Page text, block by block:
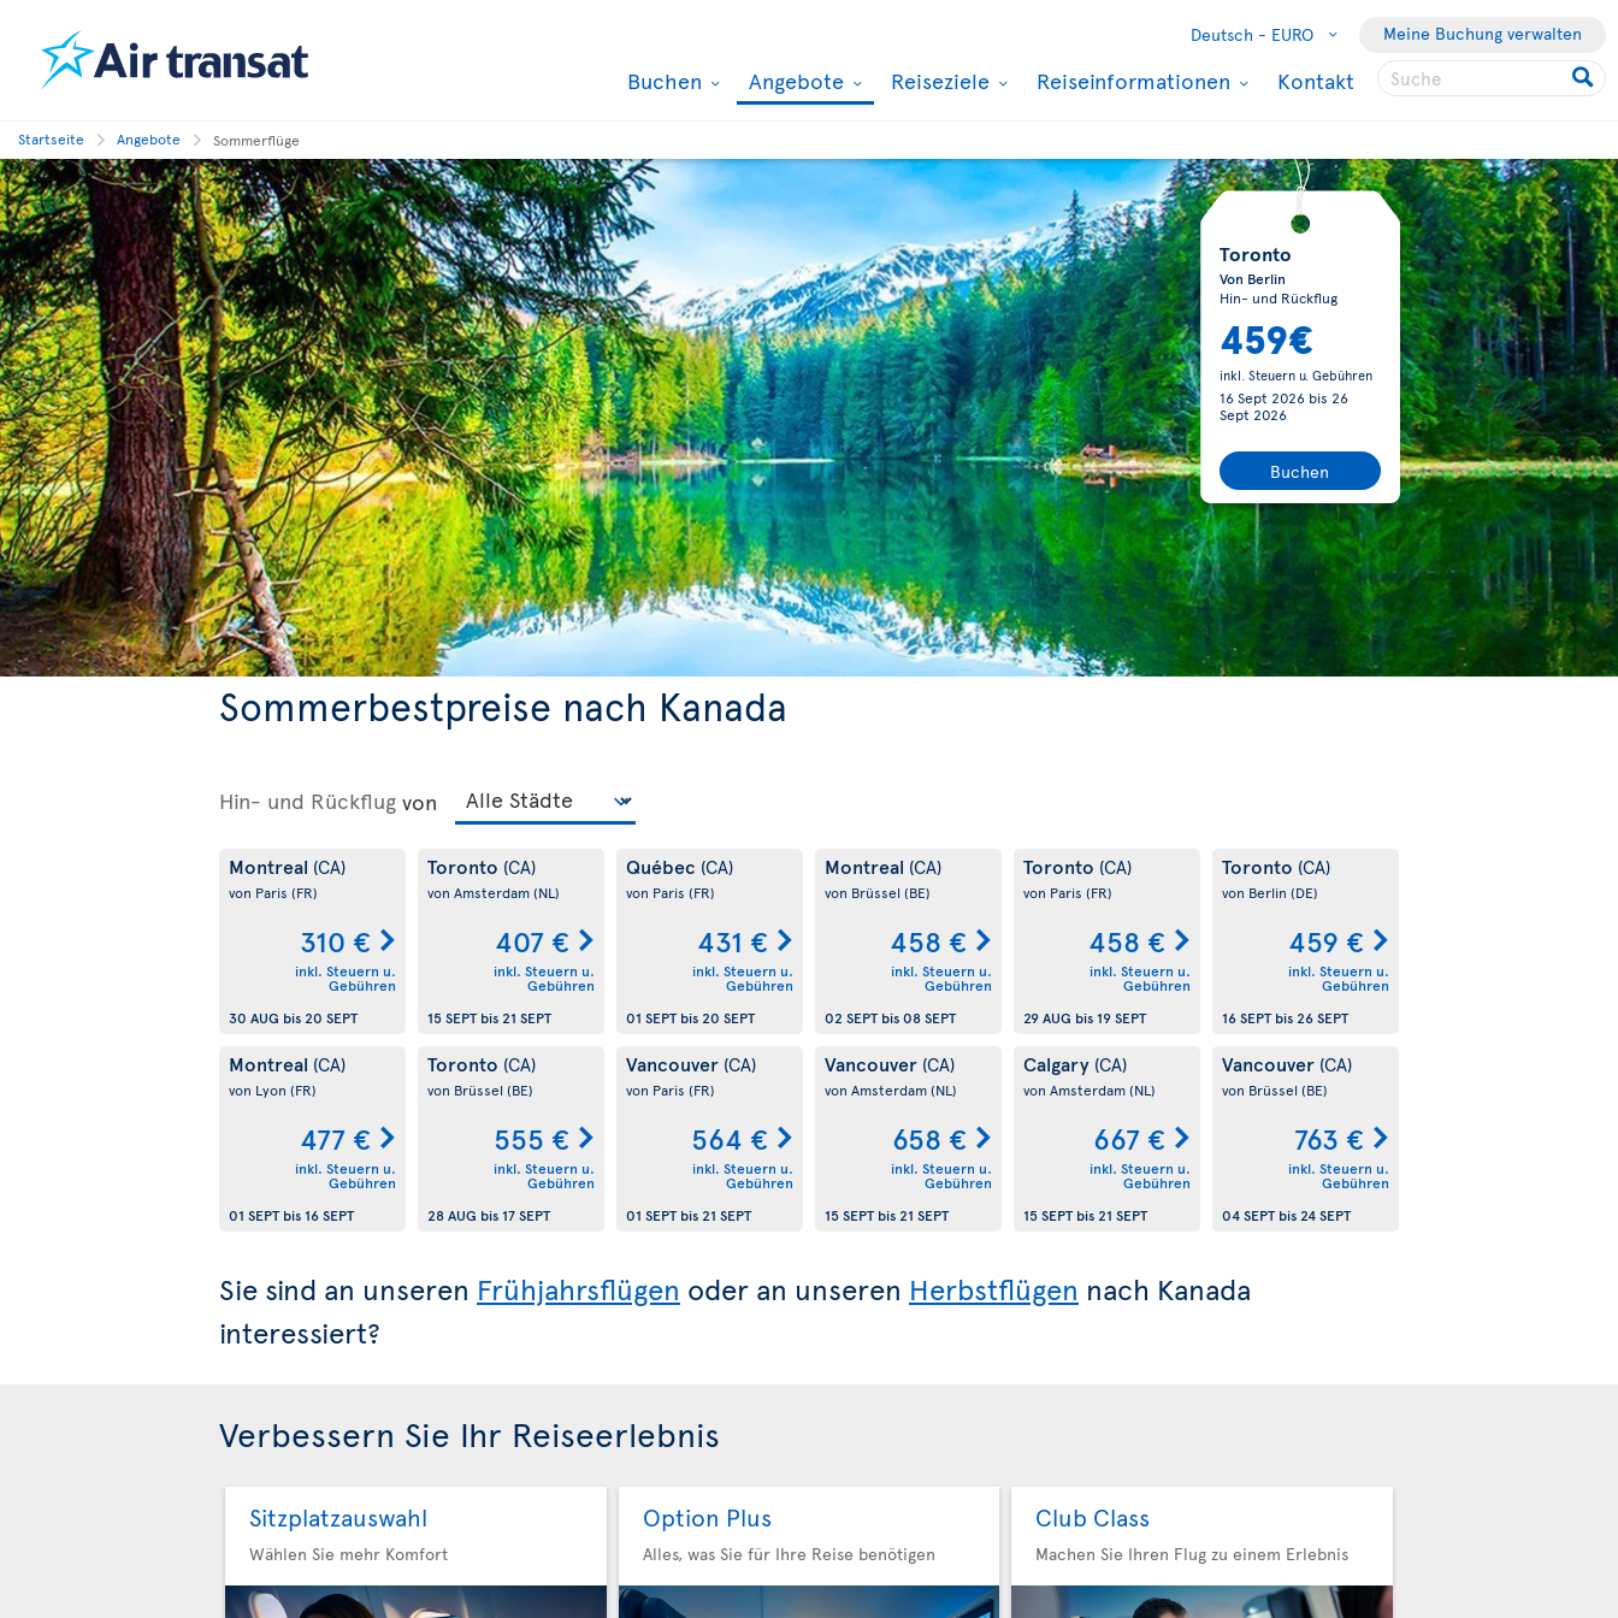
Deutsch - EURO Meine Buchung verwalten
Buchen Angebote Reiseziele Reiseinformationen Kontakt
Startseite Angebote Sommerflüge
Toronto
Von Berlin
Hin- und Rückflug
459€
inkl. Steuern u. Gebühren
16 Sept 2026bis 26
Sept 2026
Buchen
Sommerbestpreise nach Kanada
Hin- und Rückflug von
Montreal (CA)
von Paris (FR)
310 €
inkl. Steuern u.
Gebühren
30 AUG bis20 SEPT
Toronto (CA)
von Amsterdam(NL)
407 €
inkl. Steuern u.
Gebühren
15 SEPTbis21 SEPT
Québec (CA)
von Paris (FR)
431 €
inkl. Steuern u.
Gebühren
01 SEPTbis20 SEPT
Montreal (CA)
von Brüssel (BE)
458 €
inkl. Steuern u.
Gebühren
02 SEPTbis08 SEPT
Toronto (CA)
von Paris (FR)
458 €
inkl. Steuern u.
Gebühren
29 AUG bis 19 SEPT
Toronto (CA)
von Berlin (DE)
459 €
inkl. Steuern u.
Gebühren
16 SEPTbis26 SEPT
Montreal (CA)
von Lyon (FR)
477 €
inkl. Steuern u.
Gebühren
01 SEPTbis 16 SEPT
Toronto (CA)
von Brüssel (BE)
555 €
inkl. Steuern u.
Gebühren
28 AUG bis 17 SEPT
Vancouver (CA)
von Paris (FR)
564 €
inkl. Steuern u.
Gebühren
01 SEPTbis21 SEPT
Vancouver (CA)
von Amsterdam(NL)
658 €
inkl. Steuern u.
Gebühren
15 SEPTbis21 SEPT
Calgary (CA)
von Amsterdam(NL)
667 €
inkl. Steuern u.
Gebühren
15 SEPTbis21 SEPT
Vancouver (CA)
von Brüssel (BE)
763 €
inkl. Steuern u.
Gebühren
04 SEPTbis24 SEPT
Sie sind an unseren Frühjahrsflügen oder an unseren Herbstflügen nach Kanada
interessiert?
Verbessern Sie Ihr Reiseerlebnis
Sitzplatzauswahl
Wählen Sie mehr Komfort
Option Plus
Alles, was Sie für Ihre Reise benötigen
Club Class
Machen Sie Ihren Flug zu einem Erlebnis